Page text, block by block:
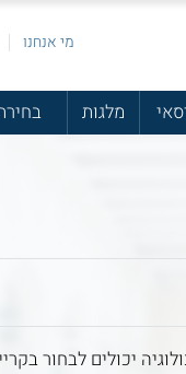
מי אנחנו
מלגות
יכולים לבחור